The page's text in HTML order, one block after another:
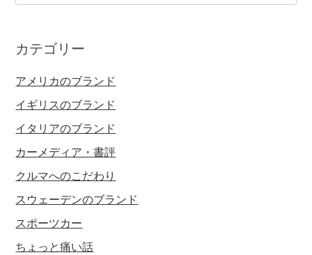
カテゴリー
アメリカのブランド
イギリスのブランド
イタリアのブランド
カーメディア・書評
クルマへのこだわり
スウェーデンのブランド
スポーツカー
ちょっと痛い話